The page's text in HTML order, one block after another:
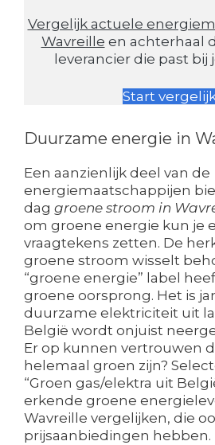
Vergelijk actuele
Wavreille en achterhaal
leverancier die past bij
Start
Duurzame energie in
Een aanzienlijk deel van de
energiemaatschappijen
dag groene stroom in
om groene energie kun je
vraagtekens zetten. De
groene stroom wisselt
“groene energie” label
groene oorsprong. Het is
duurzame elektriciteit uit
België wordt onjuist
Er op kunnen vertrouwen
helemaal groen zijn?
“Groen gas/elektra uit
erkende groene
Wavreille vergelijken, die
prijsaanbiedingen hebben.